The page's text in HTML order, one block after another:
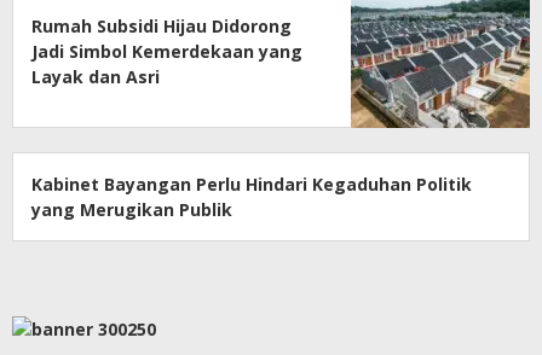
Rumah Subsidi Hijau Didorong
Jadi Simbol Kemerdekaan yang
Layak dan Asri
Kabinet Bayangan Perlu Hindari Kegaduhan Politik
yang Merugikan Publik